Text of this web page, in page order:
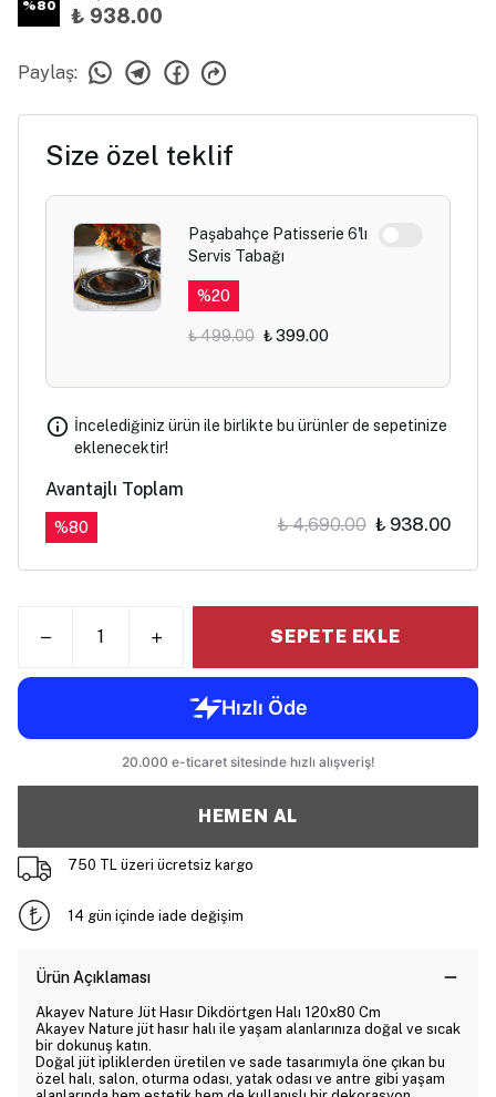
%80 ₺ 938.00
Paylaş:
Size özel teklif
Paşabahçe Patisserie 6'lı
Servis Tabağı
%20
₺ 499.00 ₺ 399.00
İncelediğiniz ürün ile birlikte bu ürünler de sepetinize
eklenecektir!
Avantajlı Toplam
%80 ₺ 4,690.00 ₺ 938.00
SEPETE EKLE
HEMEN AL
750 TL üzeri ücretsiz kargo
14 gün içinde iade değişim
Ürün Açıklaması
Akayev Nature Jüt Hasır Dikdörtgen Halı 120x80 Cm
Akayev Nature jüt hasır halı ile yaşam alanlarınıza doğal ve sıcak
bir dokunuş katın.
Doğal jüt ipliklerden üretilen ve sade tasarımıyla öne çıkan bu
özel halı, salon, oturma odası, yatak odası ve antre gibi yaşam